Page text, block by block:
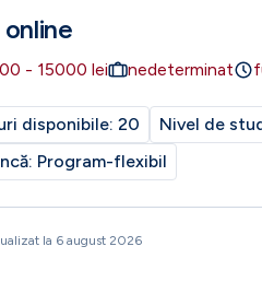
- 15000 lei nedeterminat
disponibile: 20 Nivel de
Program-flexibil
la 6 august 2026